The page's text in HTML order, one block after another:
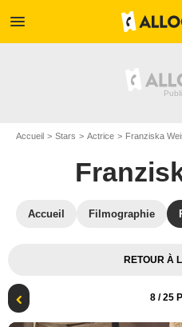
menu
Accueil Stars Actrice Franziska
Accueil Filmographie
RETOUR À
8/ 25